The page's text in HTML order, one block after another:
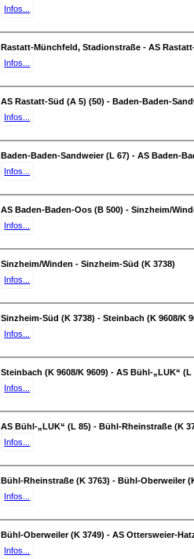
Infos...
Rastatt-Münchfeld, Stadionstraße - AS
Infos...
AS Rastatt-Süd (A 5) (50) - Baden-Baden-
Infos...
Baden-Baden-Sandweier (L 67) - AS Baden-
Infos...
AS Baden-Baden-Oos (B 500) - Sinzheim/
Infos...
Sinzheim/Winden - Sinzheim-Süd (K 3738)
Infos...
Sinzheim-Süd (K 3738) - Steinbach (K 9608/K
Infos...
Steinbach (K 9608/K 9609) - AS Bühl-„LUK“ (L
Infos...
AS Bühl-„LUK“ (L 85) - Bühl-Rheinstraße (K
Infos...
Bühl-Rheinstraße (K 3763) - Bühl-Oberweiler
Infos...
Bühl-Oberweiler (K 3749) - AS Ottersweier-
Infos...